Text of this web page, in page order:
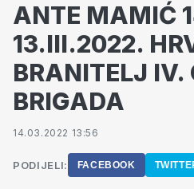
ANTE MAMIĆ
13.III.2022.
BRANITELJ
BRIGADA
14.03.2022 13:56
PODIJELI: FACEBOOK